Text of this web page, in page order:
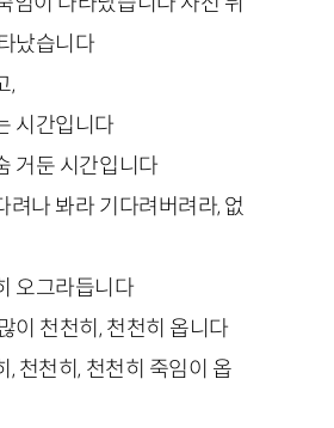
났습니다
,
시간입니다
거둔 시간입니다
려나 봐라 기다려버려라, 없
오그라듭니다
이 천천히, 천천히 옵니다
, 천천히, 천천히 죽임이 옵